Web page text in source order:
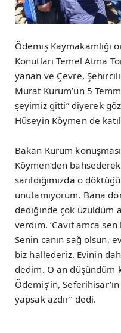
Ödemiş Kaymakamlığı
Konutları Temel Atma
yanan ve Çevre,
Murat Kurum’un 5
şeyimiz gitti” diyerek
Hüseyin Köymen de
Bakan Kurum
Köymen’den
sarıldığımızda o
unutamıyorum. Bana
dediğinde çok üzüldüm
verdim. ‘Cavit amca sen
Senin canın sağ olsun,
biz hallederiz. Evinin
dedim. O an düşündüm
Ödemiş’in,
yapsak azdır” dedi.